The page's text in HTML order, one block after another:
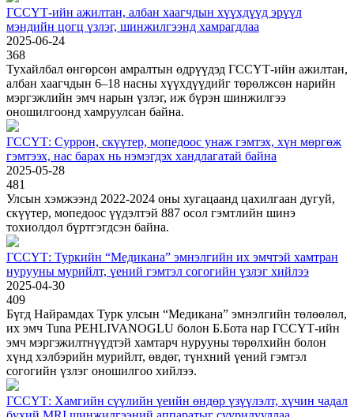
ГССҮТ-ийн ажилтан, албан хаагчдын хүүхдүүд эрүүл
мэндийн цогц үзлэг, шинжилгээнд хамрагдлаа
2025-06-24
368
Тухайлбал өнгөрсөн амралтын өдрүүдэд ГССҮТ-ийн ажилтан,
албан хаагчдын 6–18 насны хүүхдүүдийг төрөлжсөн нарийн
мэргэжлийн эмч нарын үзлэг, иж бүрэн шинжилгээ
оношилгоонд хамруулсан байна.
ГССҮТ: Суррон, скүүтер, мопедоос унаж гэмтэх, хүн мөргөж
гэмтээх, нас барах нь нэмэгдэх хандлагатай байна
2025-05-28
481
Улсын хэмжээнд 2022-2024 оны хугацаанд цахилгаан дугуй,
скүүтер, мопедоос үүдэлтэй 887 осол гэмтлийн шинэ
тохиолдол бүртгэгдсэн байна.
ГССҮТ: Туркийн “Медикана” эмнэлгийн их эмчтэй хамтран
нурууны мурийлт, үений гэмтэл согогийн үзлэг хийлээ
2025-04-30
409
Бүгд Найрамдах Турк улсын “Медикана” эмнэлгийн төлөөлөл,
их эмч Tuna PEHLIVANOGLU болон Б.Бота нар ГССҮТ-ийн
эмч мэргэжилтнүүдтэй хамтарч нурууны төрөлхийн болон
хүнд хэлбэрийн мурийлт, өвдөг, түнхний үений гэмтэл
согогийн үзлэг оношилгоо хийлээ.
ГССҮТ: Хамгийн сүүлийн үеийн өндөр үзүүлэлт, хүчин чадал